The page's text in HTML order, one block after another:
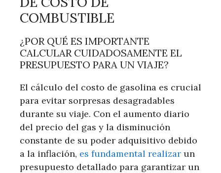
COMBUSTIBLE
¿POR QUÉ ES IMPORTANTE
CALCULAR CUIDADOSAMENTE EL
PRESUPUESTO PARA UN VIAJE?
El cálculo del costo de gasolina es crucial
para evitar sorpresas desagradables
durante su viaje. Con el aumento diario
del precio del gas y la disminución
constante de su poder adquisitivo debido
a la inflación, es fundamental realizar un
presupuesto detallado para garantizar un